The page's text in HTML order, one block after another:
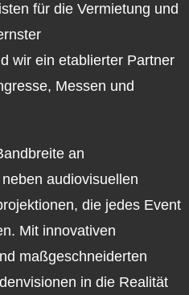
für die Vermietung und
wir ein etablierter Partner
Messen und
an
audiovisuellen
die jedes Event
Mit innovativen
maßgeschneiderten
in die Realität